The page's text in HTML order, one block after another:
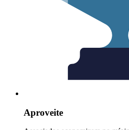
Aproveite